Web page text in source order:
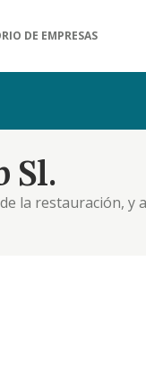
DE EMPRESAS
Sl.
la restauración,
de